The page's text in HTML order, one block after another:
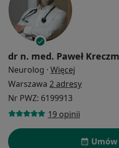
dr n. med. Paweł
Neurolog · Więcej
Warszawa 2 adresy
Nr PWZ: 6199913
19 opinii